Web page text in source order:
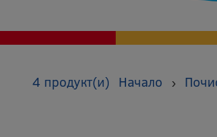
4 продукт(и) Начало ›